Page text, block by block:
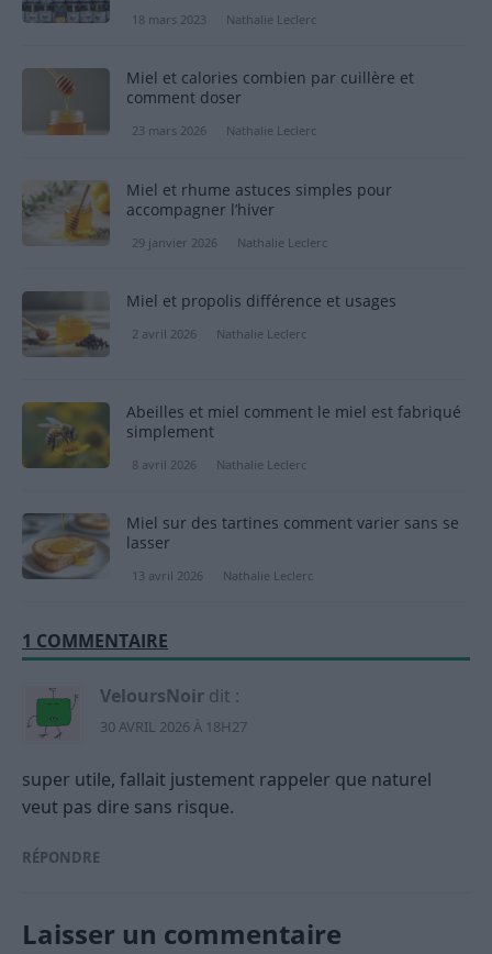
18 mars 2023 Nathalie Leclerc
Miel et calories combien par cuillère et
comment doser
23 mars 2026 Nathalie Leclerc
Miel et rhume astuces simples pour
accompagner l’hiver
29 janvier 2026 Nathalie Leclerc
Miel et propolis différence et usages
2 avril 2026 Nathalie Leclerc
Abeilles et miel comment le miel est fabriqué
simplement
8 avril 2026 Nathalie Leclerc
Miel sur des tartines comment varier sans se
lasser
13 avril 2026 Nathalie Leclerc
1 COMMENTAIRE
VeloursNoir dit :
30 AVRIL 2026 À 18H27
super utile, fallait justement rappeler que naturel
veut pas dire sans risque.
RÉPONDRE
Laisser un commentaire